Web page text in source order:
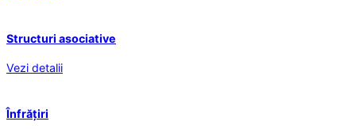
Structuri asociative
Vezi detalii
Înfrățiri